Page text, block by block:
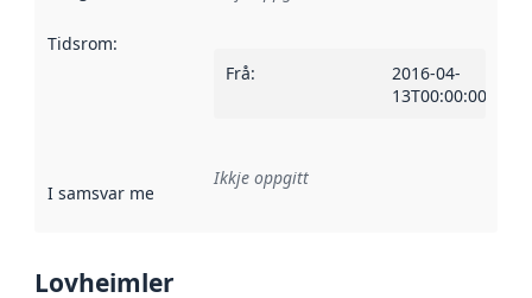
Tidsrom:
Frå:
2016-04-
13T00:00:00Z
I samsvar med Referanse til ei implementeringsregel eller
Ikkje oppgitt
Lovheimler